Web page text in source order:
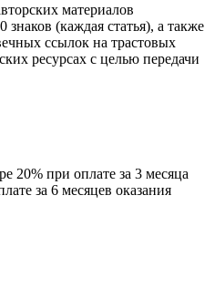
материалов
(каждая статья), а также
ссылок на трастовых
ресурсах с целью передачи
20% при оплате за 3 месяца
за 6 месяцев оказания